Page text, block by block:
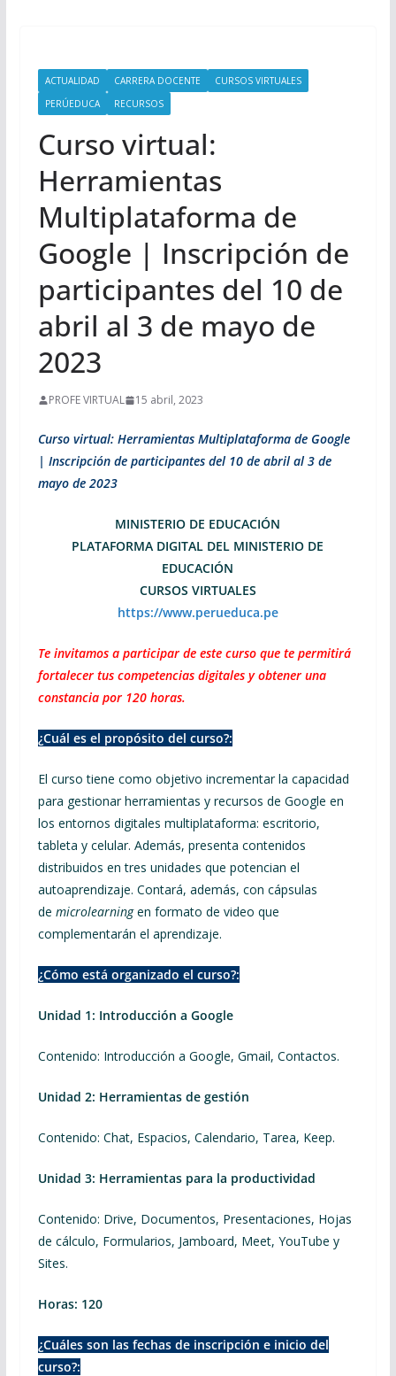
ACTUALIDAD CARRERA DOCENTE
CURSOS VIRTUALES
PERÚEDUCA
RECURSOS
Curso virtual:
Herramientas
Multiplataforma de
Google | Inscripción de
participantes del 10 de
abril al 3 de mayo de
2023
PROFE VIRTUAL 15 abril, 2023
Curso virtual: Herramientas Multiplataforma de Google
| Inscripción de participantes del 10 de abril al 3 de
mayo de 2023
MINISTERIO DE EDUCACIÓN
PLATAFORMA DIGITAL DEL MINISTERIO DE
EDUCACIÓN
CURSOS VIRTUALES
https://www.perueduca.pe
Te invitamos a participar de este curso que te permitirá
fortalecer tus competencias digitales y obtener una
constancia por 120 horas.
¿Cuál es el propósito del curso?:
El curso tiene como objetivo incrementar la capacidad
para gestionar herramientas y recursos de Google en
los entornos digitales multiplataforma: escritorio,
tableta y celular. Además, presenta contenidos
distribuidos en tres unidades que potencian el
autoaprendizaje. Contará, además, con cápsulas
de microlearningen formato de video que
complementarán el aprendizaje.
¿Cómo está organizado el curso?:
Unidad 1: Introducción a Google
Contenido: Introducción a Google, Gmail, Contactos.
Unidad 2: Herramientas de gestión
Contenido: Chat, Espacios, Calendario, Tarea, Keep.
Unidad 3: Herramientas para la productividad
Contenido: Drive, Documentos, Presentaciones, Hojas
de cálculo, Formularios, Jamboard, Meet, YouTube y
Sites.
Horas: 120
¿Cuáles son las fechas de inscripción e inicio del
curso?: